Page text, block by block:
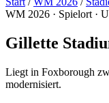
WM 2026 · Spielort ·
Gillette
Liegt in Foxborough
modernisiert.